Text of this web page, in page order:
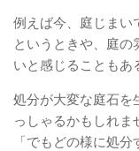
例えば今、庭じまい
というときや、庭の
いと感じることもあ
処分が大変な庭石を
っしゃるかもしれま
「でもどの様に処